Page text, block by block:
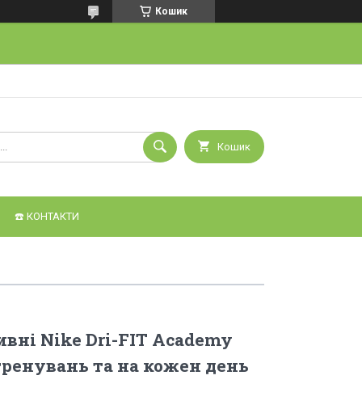
Кошик
Кошик
☎️ КОНТАКТИ
Nike Dri-FIT Academy
та на кожен день